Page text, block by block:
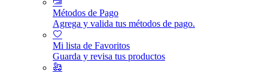
Métodos de Pago
Agrega y valida tus métodos de pago.
Mi lista de Favoritos
Guarda y revisa tus productos